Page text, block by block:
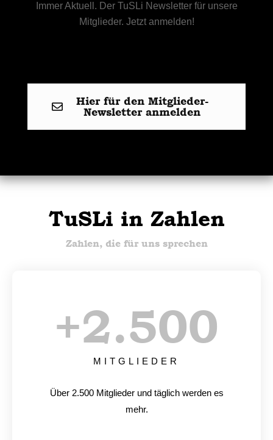
Immer Aktuell. Der TuSLi Newsletter für unsere
Mitglieder. Jetzt anmelden!
Hier für den Mitglieder-
Newsletter anmelden
TuSLi in Zahlen
Zahlen, die für uns sprechen
MITGLIEDER
+2.500
Über 2.500 Mitglieder und täglich werden es
mehr.